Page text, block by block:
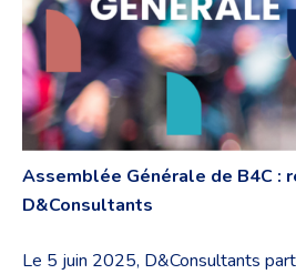
Assemblée Générale de B4C :
D&Consultants
Le 5 juin 2025, D&Consultants